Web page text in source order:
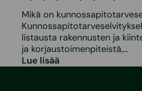
Mikä on
listausta rakennusten ja
ja korjaustoimenpiteistä,…
Lue lisää